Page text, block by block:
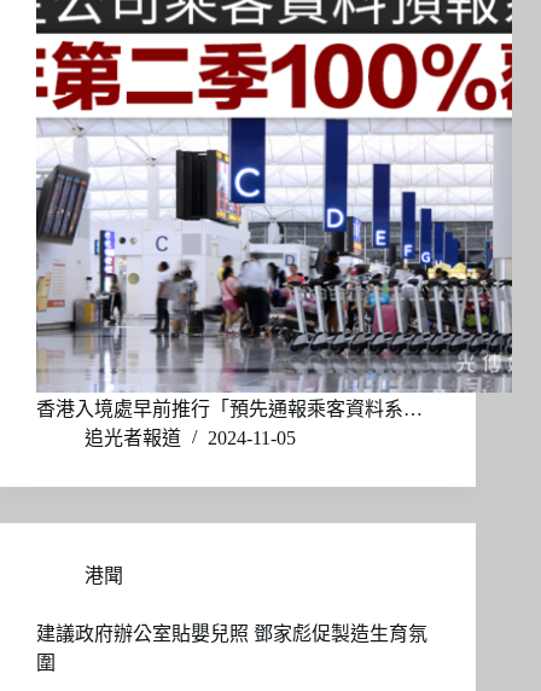
香港入境處早前推行「預先通報乘客資料系…
追光者報道
2024-11-05
港聞
建議政府辦公室貼嬰兒照 鄧家彪促製造生育氛
圍